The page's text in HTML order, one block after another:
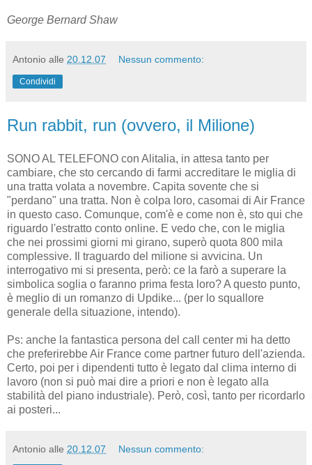
George Bernard Shaw
Antonio alle 20.12.07 Nessun commento:
Condividi
Run rabbit, run (ovvero, il Milione)
SONO AL TELEFONO con Alitalia, in attesa tanto per
cambiare, che sto cercando di farmi accreditare le miglia di
una tratta volata a novembre. Capita sovente che si
"perdano" una tratta. Non è colpa loro, casomai di Air France
in questo caso. Comunque, com'è e come non è, sto qui che
riguardo l'estratto conto online. E vedo che, con le miglia
che nei prossimi giorni mi girano, superò quota 800 mila
complessive. Il traguardo del milione si avvicina. Un
interrogativo mi si presenta, però: ce la farò a superare la
simbolica soglia o faranno prima festa loro? A questo punto,
è meglio di un romanzo di Updike... (per lo squallore
generale della situazione, intendo).
Ps: anche la fantastica persona del call center mi ha detto
che preferirebbe Air France come partner futuro dell'azienda.
Certo, poi per i dipendenti tutto è legato dal clima interno di
lavoro (non si può mai dire a priori e non è legato alla
stabilità del piano industriale). Però, così, tanto per ricordarlo
ai posteri...
Antonio alle 20.12.07 Nessun commento: